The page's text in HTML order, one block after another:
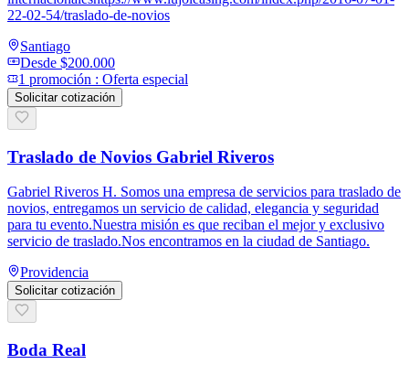
22-02-54/traslado-de-novios
Santiago
Desde $200.000
1 promoción : Oferta especial
Solicitar cotización
Traslado de Novios Gabriel Riveros
Gabriel Riveros H. Somos una empresa de servicios para traslado de
novios, entregamos un servicio de calidad, elegancia y seguridad
para tu evento.Nuestra misión es que reciban el mejor y exclusivo
servicio de traslado.Nos encontramos en la ciudad de Santiago.
Providencia
Solicitar cotización
Boda Real